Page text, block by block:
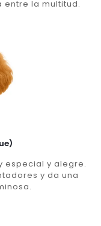
la multitud.
especial y alegre.
y da una